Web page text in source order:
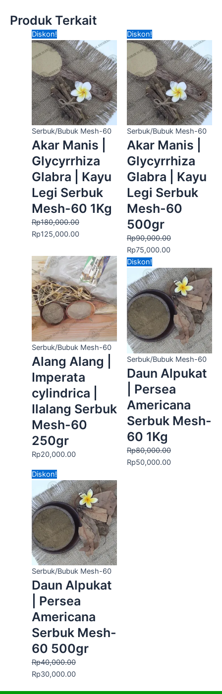
Produk Terkait
Diskon!
Serbuk/Bubuk Mesh-60
Akar Manis |
Glycyrrhiza
Glabra | Kayu
Legi Serbuk
Mesh-60 1Kg
Rp180,000.00
Harga
aslinya
adalah:
Rp180,000.00.
Rp125,000.00
saat
ini
adalah:
Rp125,000.00.
Diskon!
Serbuk/Bubuk Mesh-60
Akar Manis |
Glycyrrhiza
Glabra | Kayu
Legi Serbuk
Mesh-60
500gr
Rp90,000.00
Harga
aslinya
adalah:
Rp90,000.00.
Rp75,000.00
saat
ini
adalah:
Rp75,000.00.
Serbuk/Bubuk Mesh-60
Alang Alang |
Imperata
cylindrica |
Ilalang Serbuk
Mesh-60
250gr
Rp20,000.00
Diskon!
Serbuk/Bubuk Mesh-60
Daun Alpukat
| Persea
Americana
Serbuk Mesh-
60 1Kg
Rp80,000.00
Harga
aslinya
adalah:
Rp80,000.00.
Rp50,000.00
saat
ini
adalah:
Rp50,000.00.
Diskon!
Serbuk/Bubuk Mesh-60
Daun Alpukat
| Persea
Americana
Serbuk Mesh-
60 500gr
Rp40,000.00
Harga
aslinya
adalah:
Rp40,000.00.
Rp30,000.00
saat
ini
adalah:
Rp30,000.00.